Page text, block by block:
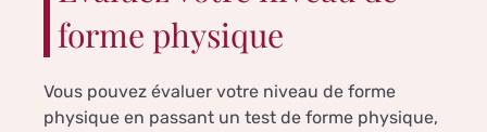
forme physique
Vous pouvez évaluer votre niveau de forme
physique en passant un test de forme physique,